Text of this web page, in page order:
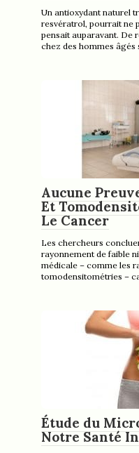
Un antioxydant naturel
resvératrol, pourrait ne
pensait auparavant. De
chez des hommes âgés
Aucune
Et
Le Cancer
Les chercheurs
rayonnement de faible
médicale – comme les
tomodensitométries –
Étude du
Notre Santé